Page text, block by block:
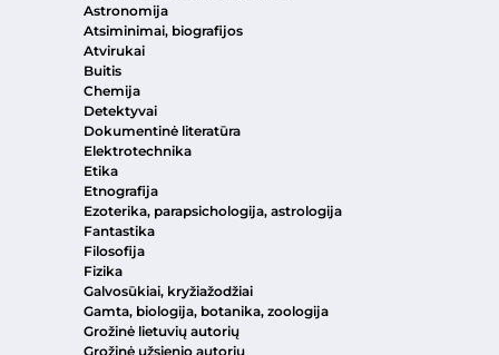
Astronomija
Atsiminimai, biografijos
Atvirukai
Buitis
Chemija
Detektyvai
Dokumentinė literatūra
Elektrotechnika
Etika
Etnografija
Ezoterika, parapsichologija, astrologija
Fantastika
Filosofija
Fizika
Galvosūkiai, kryžiažodžiai
Gamta, biologija, botanika, zoologija
Grožinė lietuvių autorių
Grožinė užsienio autorių